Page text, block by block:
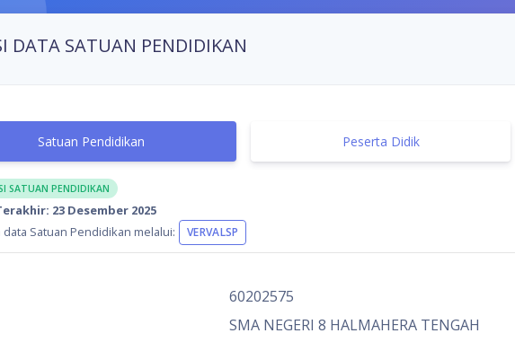
DATA SATUAN PENDIDIKAN
Satuan Pendidikan Peserta Didik
SATUAN PENDIDIKAN
23 Desember 2025
data Satuan Pendidikan melalui:
VERVALSP
60202575
SMA NEGERI 8 HALMAHERA TENGAH